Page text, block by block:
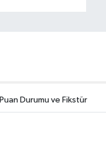
Puan Durumu ve Fikstür